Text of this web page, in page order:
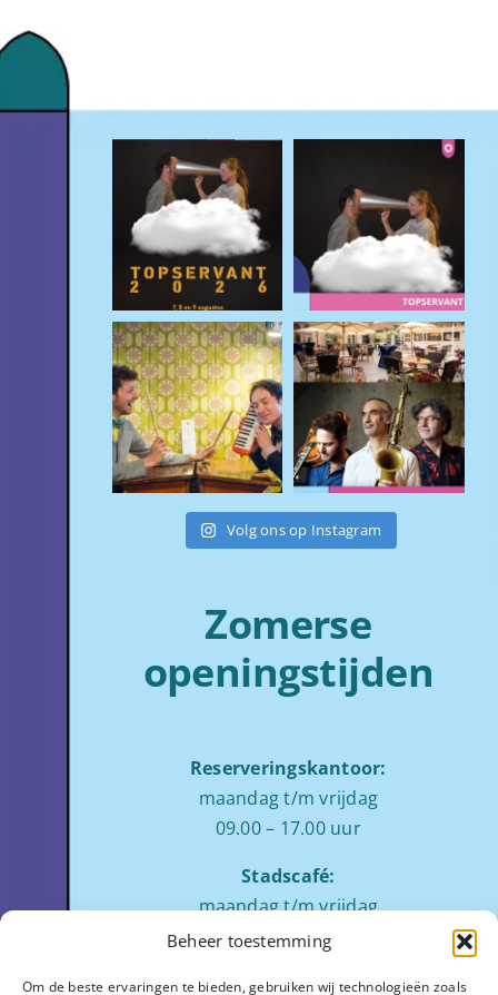
Beheer toestemming
Om de beste ervaringen te bieden, gebruiken wij technologieën zoals
Volg ons op Instagram
Zomerse
openingstijden
Reserveringskantoor:
maandag t/m vrijdag
09.00 – 17.00 uur
Stadscafé:
maandag t/m vrijdag
tussen 09:00 – 17:00 uur
Zaalverhuur: